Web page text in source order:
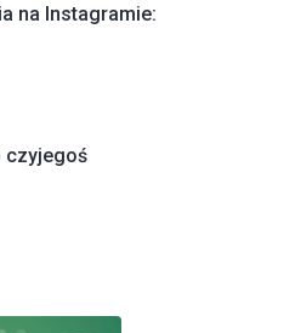
na Instagramie:
czyjegoś